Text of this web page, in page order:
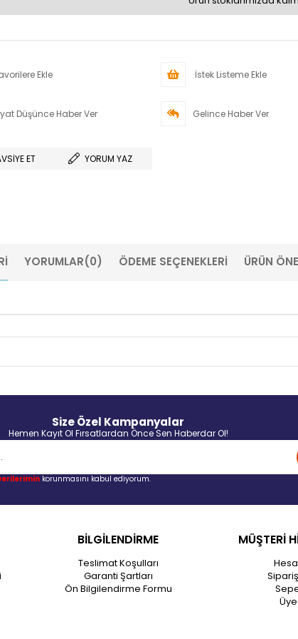
Ekle İstek Listeme Ekle
Düşünce Haber Ver Gelince Haber Ver
ET YORUM YAZ
YORUMLAR(0) ÖDEME SEÇENEKLERI ÜRÜN
Size Özel Kampanyalar
Hemen Kayıt Ol Fırsatlardan Önce Sen Haberdar Ol!
korunmasını kabul ediyorum.
BİLGİLENDİRME
Teslimat Koşulları
Garanti Şartları
Ön Bilgilendirme Formu
MÜŞTERİ